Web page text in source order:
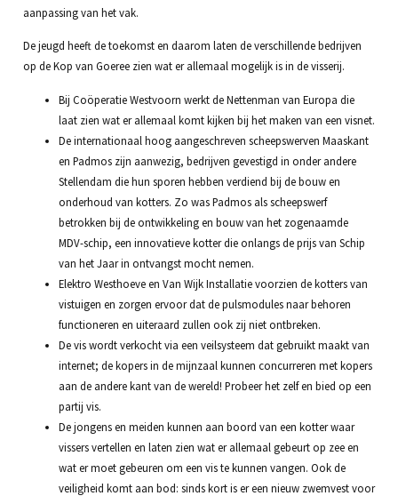
aanpassing van het vak.
De jeugd heeft de toekomst en daarom laten de verschillende bedrijven
op de Kop van Goeree zien wat er allemaal mogelijk is in de visserij.
Bij Coöperatie Westvoorn werkt de Nettenman van Europa die
laat zien wat er allemaal komt kijken bij het maken van een visnet.
De internationaal hoog aangeschreven scheepswerven Maaskant
en Padmos zijn aanwezig, bedrijven gevestigd in onder andere
Stellendam die hun sporen hebben verdiend bij de bouw en
onderhoud van kotters. Zo was Padmos als scheepswerf
betrokken bij de ontwikkeling en bouw van het zogenaamde
MDV-schip, een innovatieve kotter die onlangs de prijs van Schip
van het Jaar in ontvangst mocht nemen.
Elektro Westhoeve en Van Wijk Installatie voorzien de kotters van
vistuigen en zorgen ervoor dat de pulsmodules naar behoren
functioneren en uiteraard zullen ook zij niet ontbreken.
De vis wordt verkocht via een veilsysteem dat gebruikt maakt van
internet; de kopers in de mijnzaal kunnen concurreren met kopers
aan de andere kant van de wereld! Probeer het zelf en bied op een
partij vis.
De jongens en meiden kunnen aan boord van een kotter waar
vissers vertellen en laten zien wat er allemaal gebeurt op zee en
wat er moet gebeuren om een vis te kunnen vangen. Ook de
veiligheid komt aan bod: sinds kort is er een nieuw zwemvest voor